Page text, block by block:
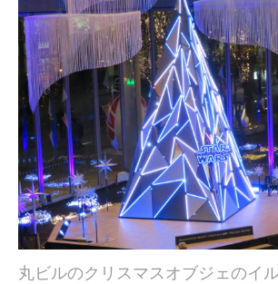
丸ビルのクリスマスオブジェのイ